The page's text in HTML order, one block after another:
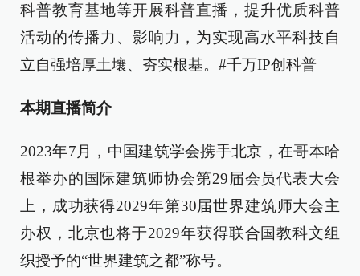
科普教育基地等开展科普直播，提升优质科普
活动的传播力、影响力，为实现高水平科技自
立自强培厚土壤、夯实根基。#千万IP创科普
本期直播简介
2023年7月，中国建筑学会携手北京，在哥本哈
根举办的国际建筑师协会第29届会员代表大会
上，成功获得2029年第30届世界建筑师大会主
办权，北京也将于2029年获得联合国教科文组
织授予的“世界建筑之都”称号。